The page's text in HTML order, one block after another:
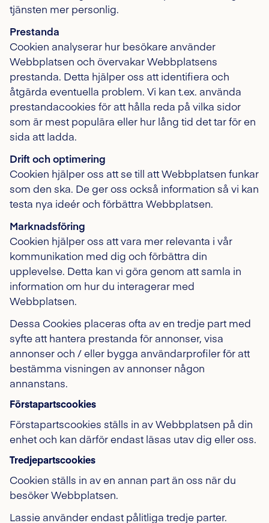
tjänsten mer personlig.
Prestanda
Cookien analyserar hur besökare använder
Webbplatsen och övervakar Webbplatsens
prestanda. Detta hjälper oss att identifiera och
åtgärda eventuella problem. Vi kan t.ex. använda
prestandacookies för att hålla reda på vilka sidor
som är mest populära eller hur lång tid det tar för en
sida att ladda.
Drift och optimering
Cookien hjälper oss att se till att Webbplatsen funkar
som den ska. De ger oss också information så vi kan
testa nya ideér och förbättra Webbplatsen.
Marknadsföring
Cookien hjälper oss att vara mer relevanta i vår
kommunikation med dig och förbättra din
upplevelse. Detta kan vi göra genom att samla in
information om hur du interagerar med
Webbplatsen.
Dessa Cookies placeras ofta av en tredje part med
syfte att hantera prestanda för annonser, visa
annonser och / eller bygga användarprofiler för att
bestämma visningen av annonser någon
annanstans.
Förstapartscookies
Förstapartscookies ställs in av Webbplatsen på din
enhet och kan därför endast läsas utav dig eller oss.
Tredjepartscookies
Cookien ställs in av en annan part än oss när du
besöker Webbplatsen.
Lassie använder endast pålitliga tredje parter.